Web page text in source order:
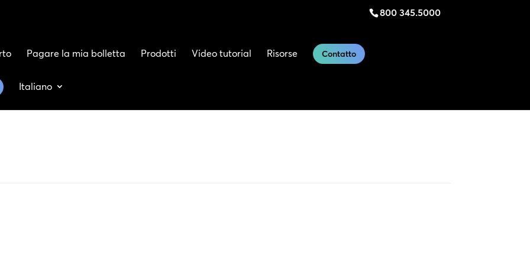
800 345.5000
Pagare la mia bolletta Prodotti Video tutorial Risorse Contatto
Italiano